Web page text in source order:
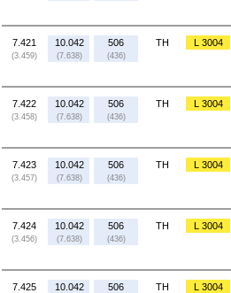
7.421
(3.459)
10.042
(7.638)
506
(436)
TH L 3004
7.422
(3.458)
10.042
(7.638)
506
(436)
TH L 3004
7.423
(3.457)
10.042
(7.638)
506
(436)
TH L 3004
7.424
(3.456)
10.042
(7.638)
506
(436)
TH L 3004
7.425 10.042 506 TH L 3004